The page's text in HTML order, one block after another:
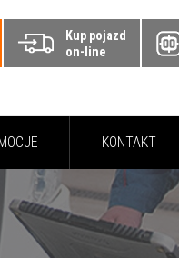
Kup pojazd
on-line
KONTAKT